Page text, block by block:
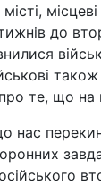
до
те, що на
нас